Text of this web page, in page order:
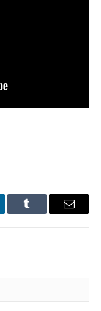
Tumblr Email